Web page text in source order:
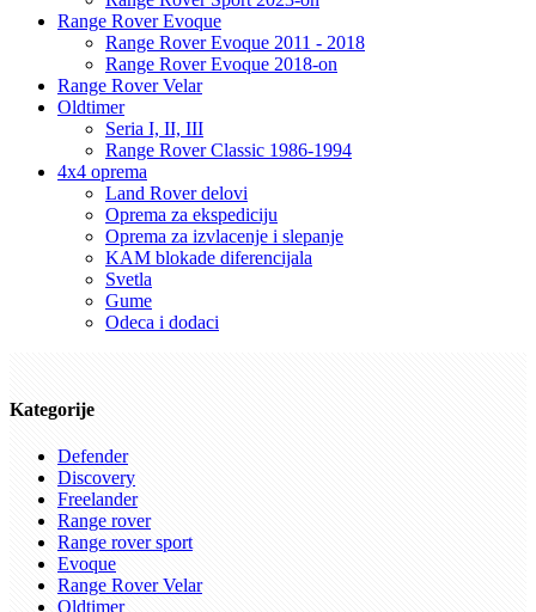
Range Rover Evoque
Range Rover Evoque 2011 - 2018
Range Rover Evoque 2018-on
Range Rover Velar
Oldtimer
Seria I, II, III
Range Rover Classic 1986-1994
4x4 oprema
Land Rover delovi
Oprema za ekspediciju
Oprema za izvlacenje i slepanje
KAM blokade diferencijala
Svetla
Gume
Odeca i dodaci
Kategorije
Defender
Discovery
Freelander
Range rover
Range rover sport
Evoque
Range Rover Velar
Oldtimer